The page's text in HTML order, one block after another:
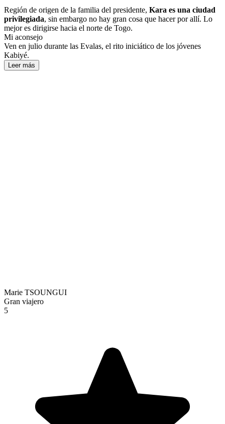
Región de origen de la familia del presidente, Kara es una ciudad
privilegiada, sin embargo no hay gran cosa que hacer por allí. Lo
mejor es dirigirse hacia el norte de Togo.
Mi aconsejo
Ven en julio durante las Evalas, el rito iniciático de los jóvenes
Kabiyé.
Leer más
Marie TSOUNGUI
Gran viajero
5